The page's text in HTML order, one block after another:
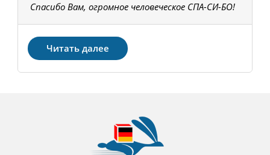
Спасибо Вам, огромное человеческое СПА-СИ-БО!
Читать далее